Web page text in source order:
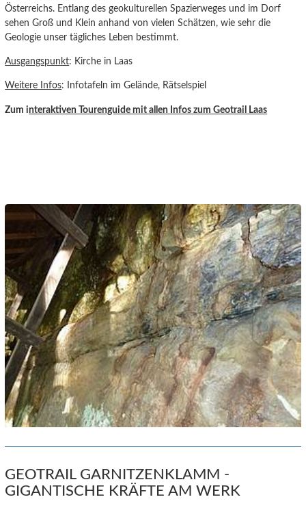
Österreichs. Entlang des geokulturellen Spazierweges und im Dorf
sehen Groß und Klein anhand von vielen Schätzen, wie sehr die
Geologie unser tägliches Leben bestimmt.
Ausgangspunkt: Kirche in Laas
Weitere Infos: Infotafeln im Gelände, Rätselspiel
Zum interaktiven Tourenguide mit allen Infos zum Geotrail Laas
GEOTRAIL GARNITZENKLAMM -
GIGANTISCHE KRÄFTE AM WERK